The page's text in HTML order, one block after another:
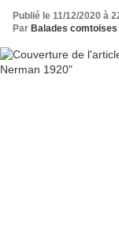
Publié le 11/12/2020 à
Par Balades comtoises